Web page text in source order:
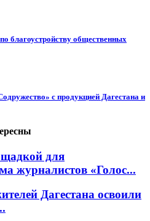
благоустройству общественных
с продукцией Дагестана и
для
журналистов «Голос...
Дагестана освоили